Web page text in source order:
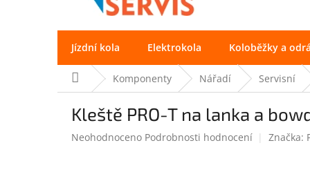
Jízdní kola Elektrokola Koloběžky a
Domů Komponenty Nářadí Servisní
Kleště PRO-T na lanka a
Průměrné
Neohodnoceno Podrobnosti hodnocení Značka: